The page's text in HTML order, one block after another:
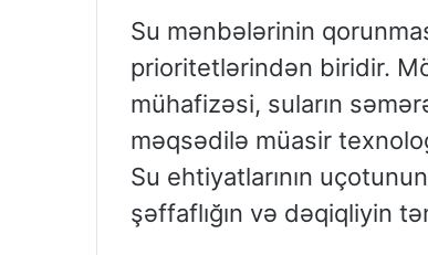
Su mənbələrinin
prioritetlərindən biridir.
mühafizəsi, suların
məqsədilə müasir
Su ehtiyatlarının
şəffaflığın və dəqiqliyin